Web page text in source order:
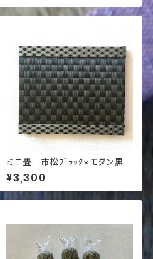
ミニ畳 市松ﾌﾞﾗｯｸ×モダン黒
¥3,300